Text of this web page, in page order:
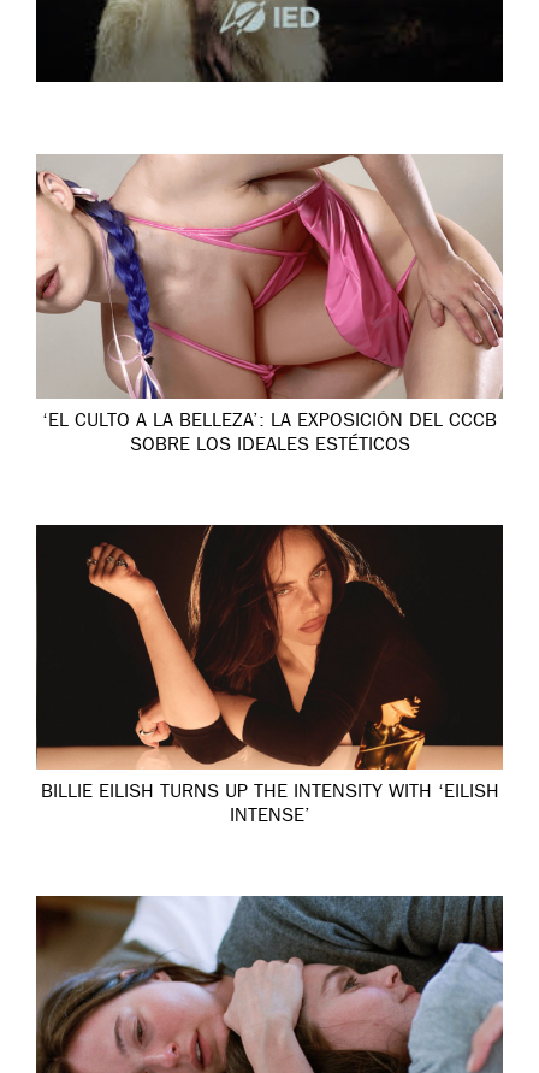
‘EL CULTO A LA BELLEZA’: LA EXPOSICIÓN DEL CCCB
SOBRE LOS IDEALES ESTÉTICOS
BILLIE EILISH TURNS UP THE INTENSITY WITH ‘EILISH
INTENSE’